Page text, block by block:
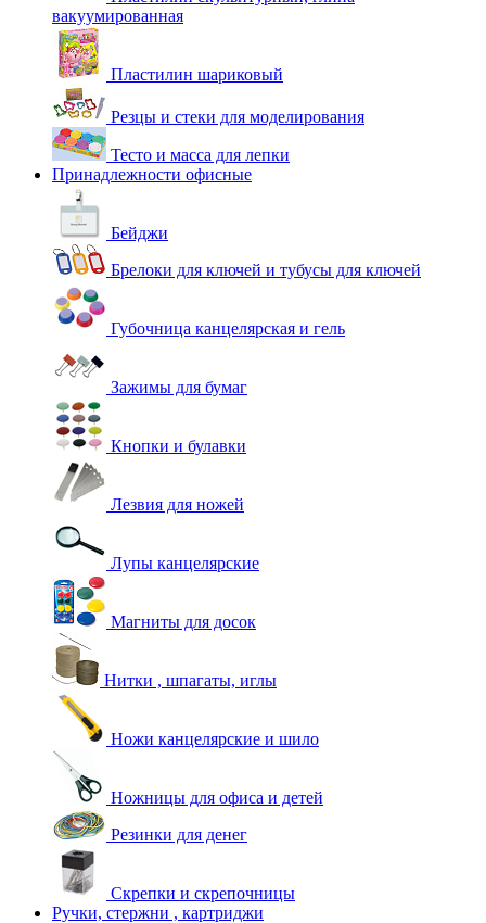
вакуумированная
Пластилин шариковый
Резцы и стеки для моделирования
Тесто и масса для лепки
Принадлежности офисные
Бейджи
Брелоки для ключей и тубусы для ключей
Губочница канцелярская и гель
Зажимы для бумаг
Кнопки и булавки
Лезвия для ножей
Лупы канцелярские
Магниты для досок
Нитки , шпагаты, иглы
Ножи канцелярские и шило
Ножницы для офиса и детей
Резинки для денег
Скрепки и скрепочницы
Ручки, стержни , картриджи